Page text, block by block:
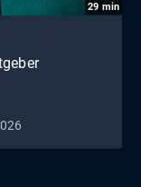
29 min